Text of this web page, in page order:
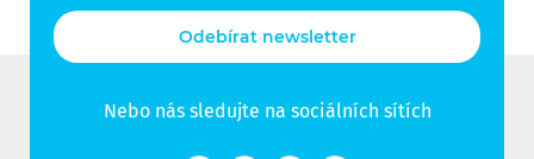
Odebírat newsletter
Nebo nás sledujte na sociálních sítích